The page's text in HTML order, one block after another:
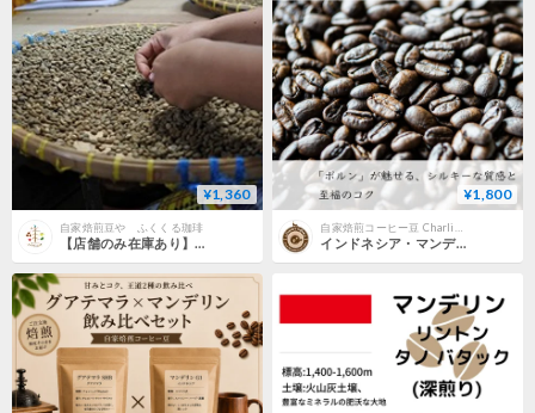
¥1,360
自家焙煎豆や ふくくる珈琲
【店舗のみ在庫あり】028.インドネシア マンデリン ビンタンリマ スマトラ 100g
¥1,800
インドネシア・マンデリン・ポルンG1 200g